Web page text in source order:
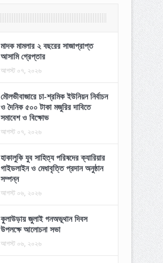
মাদক মামলার ২ বছরের সাজাপ্রাপ্ত
আসামি গ্রেপ্তার
আগস্ট ০৭, ২০২৬
মৌলভীবাজারে চা-শ্রমিক ইউনিয়ন নির্বাচন
ও দৈনিক ৫০০ টাকা মজুরির দাবিতে
সমাবেশ ও বিক্ষোভ
আগস্ট ০৭, ২০২৬
হাকালুকি যুব সাহিত্য পরিষদের ক্যারিয়ার
গাইডলাইন ও মেধাবৃত্তি প্রদান অনুষ্ঠান
সম্পন্ন
আগস্ট ০৬, ২০২৬
কুলাউড়ায় জুলাই গনঅভূথান দিবস
উপলক্ষে আলোচনা সভা
আগস্ট ০৬, ২০২৬